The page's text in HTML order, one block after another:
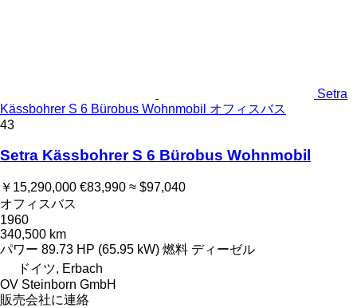
Setra
Kässbohrer S 6 Bürobus Wohnmobil オフィスバス
43
Setra Kässbohrer S 6 Bürobus Wohnmobil
￥15,290,000 €83,990 ≈ $97,040
オフィスバス
1960
340,500 km
パワー 89.73 HP (65.95 kW) 燃料 ディーゼル
ドイツ, Erbach
OV Steinborn GmbH
販売会社に連絡